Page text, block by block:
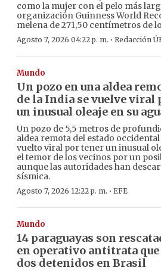
como la mujer con el pelo más
organización Guinness World
melena de 271,50 centímetros de
Agosto 7, 2026 04:22 p. m. · Redacción
Mundo
Un pozo en una aldea
de la India se vuelve viral
un inusual oleaje en su
Un pozo de 5,5 metros de
aldea remota del estado
vuelto viral por tener un inusual
el temor de los vecinos por un
aunque las autoridades han
sísmica.
Agosto 7, 2026 12:22 p. m. · EFE
Mundo
14 paraguayas son
en operativo antitrata que
dos detenidos en Brasil